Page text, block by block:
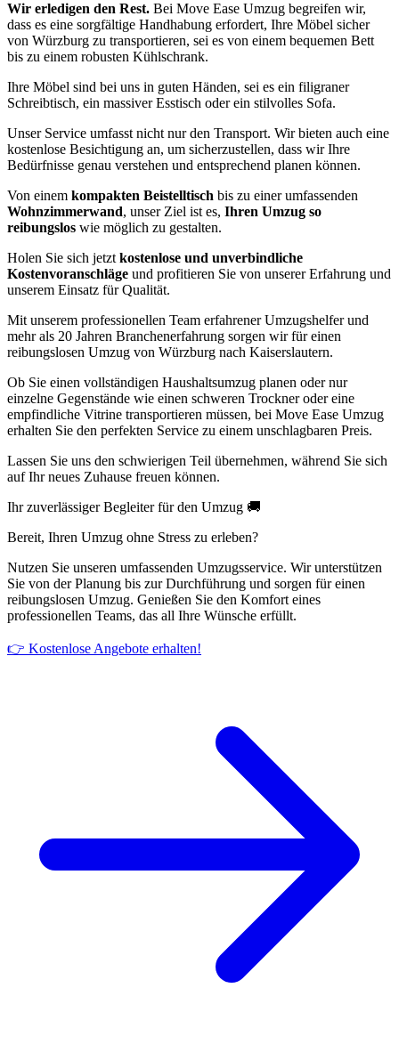
Wir erledigen den Rest. Bei Move Ease Umzug begreifen wir,
dass es eine sorgfältige Handhabung erfordert, Ihre Möbel sicher
von Würzburg zu transportieren, sei es von einem bequemen Bett
bis zu einem robusten Kühlschrank.
Ihre Möbel sind bei uns in guten Händen, sei es ein filigraner
Schreibtisch, ein massiver Esstisch oder ein stilvolles Sofa.
Unser Service umfasst nicht nur den Transport. Wir bieten auch eine
kostenlose Besichtigung an, um sicherzustellen, dass wir Ihre
Bedürfnisse genau verstehen und entsprechend planen können.
Von einem kompakten Beistelltisch bis zu einer umfassenden
Wohnzimmerwand, unser Ziel ist es, Ihren Umzug so
reibungslos wie möglich zu gestalten.
Holen Sie sich jetzt kostenlose und unverbindliche
Kostenvoranschläge und profitieren Sie von unserer Erfahrung und
unserem Einsatz für Qualität.
Mit unserem professionellen Team erfahrener Umzugshelfer und
mehr als 20 Jahren Branchenerfahrung sorgen wir für einen
reibungslosen Umzug von Würzburg nach Kaiserslautern.
Ob Sie einen vollständigen Haushaltsumzug planen oder nur
einzelne Gegenstände wie einen schweren Trockner oder eine
empfindliche Vitrine transportieren müssen, bei Move Ease Umzug
erhalten Sie den perfekten Service zu einem unschlagbaren Preis.
Lassen Sie uns den schwierigen Teil übernehmen, während Sie sich
auf Ihr neues Zuhause freuen können.
Ihr zuverlässiger Begleiter für den Umzug 🚚
Bereit, Ihren Umzug ohne Stress zu erleben?
Nutzen Sie unseren umfassenden Umzugsservice. Wir unterstützen
Sie von der Planung bis zur Durchführung und sorgen für einen
reibungslosen Umzug. Genießen Sie den Komfort eines
professionellen Teams, das all Ihre Wünsche erfüllt.
👉 Kostenlose Angebote erhalten!